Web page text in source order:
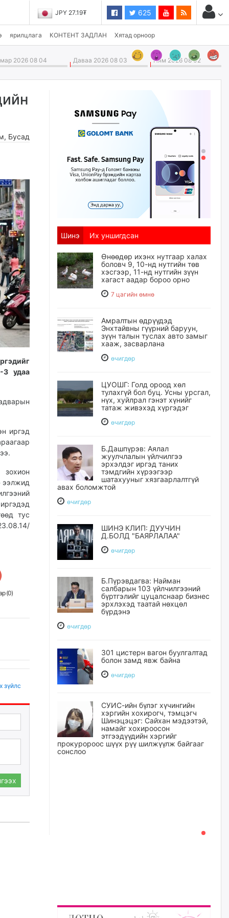
JPY 27.19₮ 625
ярилцлага КОНТЕНТ ЗАДЛАН Хятад орноор
2026 08 04 Даваа 2026 08 03 Ням 2026 08 02
, Бусад
3 удаа
иргэд
ээлжид
тус
(0)
зүйлс
Шинэ Их уншигдсан
Өнөөдөр ихэнх нутгаар халах
боловч 9, 10-нд нутгийн төв
хэсгээр, 11-нд нутгийн зүүн
хагаст аадар бороо орно
7 цагийн өмнө
Амралтын өдрүүдэд
Энхтайвны гүүрний баруун,
зүүн талын туслах авто замыг
хааж, засварлана
өчигдѳр
ЦУОШГ: Голд ороод хөл
тулахгүй бол буц. Усны урсгал,
нүх, хуйлрал гэнэт хүнийг
татаж живэхэд хүргэдэг
өчигдѳр
Б.Дашпүрэв: Аялал
жуулчлалын үйлчилгээ
эрхэлдэг иргэд таних
тэмдгийн хүрээгээр
шатахууныг хязгаарлалтгүй
авах боломжтой
өчигдѳр
ШИНЭ КЛИП: ДУУЧИН
Д.БОЛД "БАЯРЛАЛАА"
өчигдѳр
Б.Пүрэвдагва: Найман
салбарын 103 үйлчилгээний
бүртгэлийг цуцалснаар бизнес
эрхлэхэд таатай нөхцөл
бүрдэнэ
өчигдѳр
301 цистерн вагон буулгалтад
болон замд явж байна
өчигдѳр
СУИС-ийн бүлэг хүчингийн
хэргийн хохирогч, тэмцэгч
Шинэцэцэг: Сайхан мэдээтэй,
намайг хохироосон
этгээдүүдийн хэргийг
прокуророос шүүх рүү шилжүүлж байгааг
сонслоо